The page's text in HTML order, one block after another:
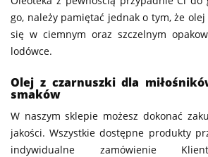
go, należy pamiętać jednak o tym, że
się w ciemnym oraz szczelnym
lodówce.
Olej z czarnuszki dla
smaków
W naszym sklepie możesz dokonać
jakości. Wszystkie dostępne produkty
indywidualne zamówienie